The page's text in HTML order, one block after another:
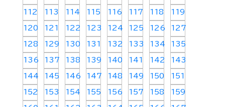
112 113 114 115 116 117 118 119
120 121 122 123 124 125 126 127
128 129 130 131 132 133 134 135
136 137 138 139 140 141 142 143
144 145 146 147 148 149 150 151
152 153 154 155 156 157 158 159